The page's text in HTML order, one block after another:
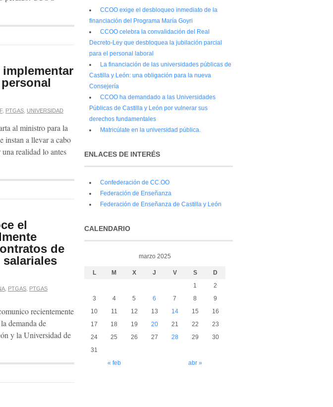
implementar
, PTGAS UNIVERSIDAD
al ministro para la
instan a llevar a cabo
realidad lo antes
el
de
PTGAS PTGAS
recientemente
demanda de
y la Universidad de
CCOO exige el desbloqueo inmediato de la
financiación del Programa María Goyri
CCOO celebra la convalidación del Real
Decreto-Ley que desbloquea la jubilación parcial
para el personal laboral
La financiación de las universidades públicas de
Castilla y León: una obligación para la nueva
Consejería
CCOO ha demandado a las Universidades
Públicas de Castilla y León por vulnerar sus
derechos fundamentales
Matricúlate en la universidad pública.
ENLACES DE INTERÉS
Confederación de CC.OO
Federación de Enseñanza
Federación de Enseñanza de Castilla y León
CALENDARIO
marzo 2025
L M X J V S D
« feb abr »
1
2
3
4 5 6 7 8
9
10
11 12 13 14 15
16
17
18 19 20 21 22
23
24
25 26 27 28 29
30
31